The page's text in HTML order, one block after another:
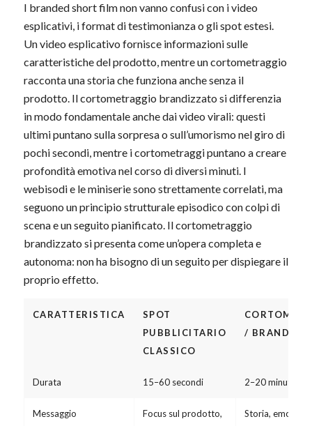
I branded short film non vanno confusi con i video
esplicativi, i format di testimonianza o gli spot estesi.
Un video esplicativo fornisce informazioni sulle
caratteristiche del prodotto, mentre un cortometraggio
racconta una storia che funziona anche senza il
prodotto. Il cortometraggio brandizzato si differenzia
in modo fondamentale anche dai video virali: questi
ultimi puntano sulla sorpresa o sull’umorismo nel giro di
pochi secondi, mentre i cortometraggi puntano a creare
profondità emotiva nel corso di diversi minuti. I
webisodi e le miniserie sono strettamente correlati, ma
seguono un principio strutturale episodico con colpi di
scena e un seguito pianificato. Il cortometraggio
brandizzato si presenta come un’opera completa e
autonoma: non ha bisogno di un seguito per dispiegare il
proprio effetto.
CARATTERISTICA
SPOT
PUBBLICITARIO
CLASSICO
/ BRANDED
Durata 15–60 secondi 2–20 minuti
Messaggio Focus sul prodotto, Storia,